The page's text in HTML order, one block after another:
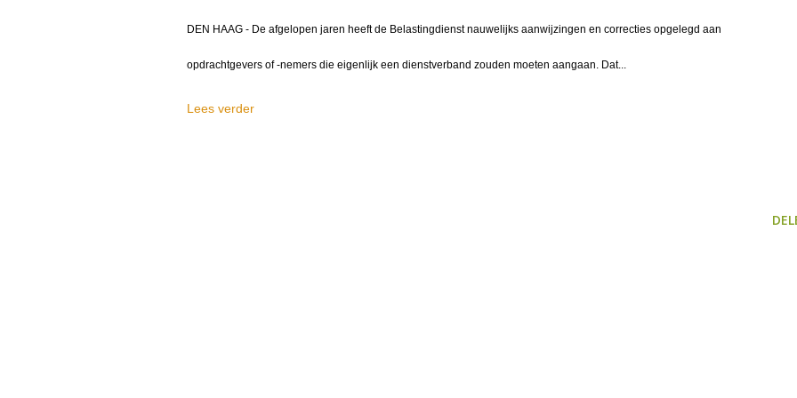
DEN HAAG - De afgelopen jaren heeft de Belastingdienst nauwelijks aanwijzingen en correcties opgelegd aan
opdrachtgevers of -nemers die eigenlijk een dienstverband zouden moeten aangaan. Dat...
Lees verder